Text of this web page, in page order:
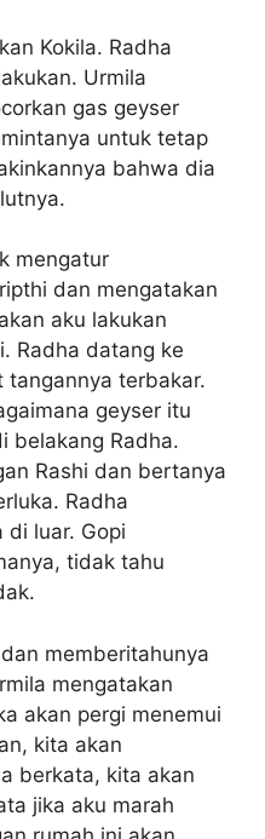
Kokila. Radha
Urmila
gas geyser
untuk tetap
bahwa dia
mengatur
dan mengatakan
aku lakukan
Radha datang ke
tangannya terbakar.
geyser itu
belakang Radha.
Rashi dan bertanya
Radha
di luar. Gopi
tidak tahu
memberitahunya
mengatakan
akan pergi menemui
kita akan
berkata, kita akan
jika aku marah